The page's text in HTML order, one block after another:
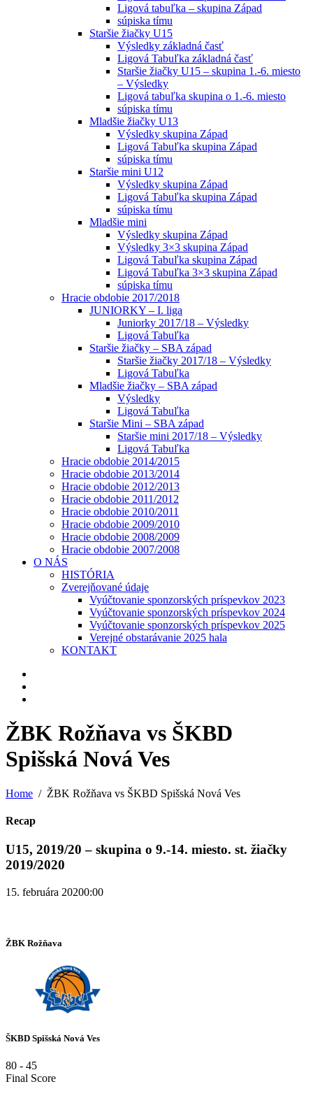
Ligová tabuľka – skupina Západ
súpiska tímu
Staršie žiačky U15
Výsledky základná časť
Ligová Tabuľka základná časť
Staršie žiačky U15 – skupina 1.-6. miesto
– Výsledky
Ligová tabuľka skupina o 1.-6. miesto
súpiska tímu
Mladšie žiačky U13
Výsledky skupina Západ
Ligová Tabuľka skupina Západ
súpiska tímu
Staršie mini U12
Výsledky skupina Západ
Ligová Tabuľka skupina Západ
súpiska tímu
Mladšie mini
Výsledky skupina Západ
Výsledky 3×3 skupina Západ
Ligová Tabuľka skupina Západ
Ligová Tabuľka 3×3 skupina Západ
súpiska tímu
Hracie obdobie 2017/2018
JUNIORKY – I. liga
Juniorky 2017/18 – Výsledky
Ligová Tabuľka
Staršie žiačky – SBA západ
Staršie žiačky 2017/18 – Výsledky
Ligová Tabuľka
Mladšie žiačky – SBA západ
Výsledky
Ligová Tabuľka
Staršie Mini – SBA západ
Staršie mini 2017/18 – Výsledky
Ligová Tabuľka
Hracie obdobie 2014/2015
Hracie obdobie 2013/2014
Hracie obdobie 2012/2013
Hracie obdobie 2011/2012
Hracie obdobie 2010/2011
Hracie obdobie 2009/2010
Hracie obdobie 2008/2009
Hracie obdobie 2007/2008
O NÁS
HISTÓRIA
Zverejňované údaje
Vyúčtovanie sponzorských príspevkov 2023
Vyúčtovanie sponzorských príspevkov 2024
Vyúčtovanie sponzorských príspevkov 2025
Verejné obstarávanie 2025 hala
KONTAKT
ŽBK Rožňava vs ŠKBD
Spišská Nová Ves
Home ŽBK Rožňava vs ŠKBD Spišská Nová Ves
Recap
U15, 2019/20 – skupina o 9.-14. miesto. st. žiačky
2019/2020
15. februára 20200:00
ŽBK Rožňava
ŠKBD Spišská Nová Ves
80 - 45
Final Score